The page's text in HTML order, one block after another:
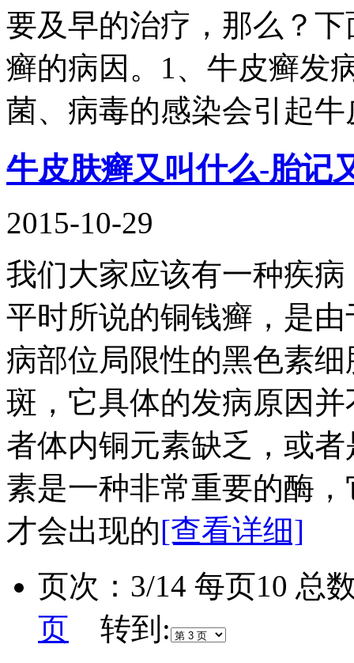
要及早的治疗，那么？
癣的病因。1、牛皮癣发
菌、病毒的感染会引起
牛皮肤癣又叫什么-胎记
2015-10-29
我们大家应该有一种疾
平时所说的铜钱癣，是
病部位局限性的黑色素
斑，它具体的发病原因
者体内铜元素缺乏，或
素是一种非常重要的酶
才会出现的[查看详细]
页次：3/14 每页10
页 转到: